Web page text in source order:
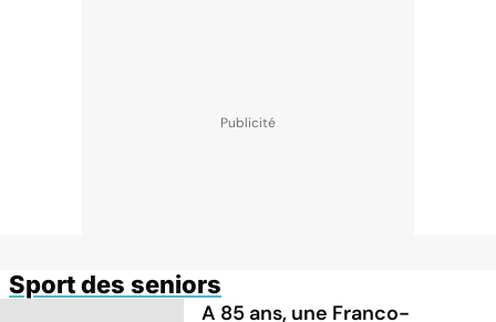
Sport des seniors
A 85 ans, une Franco-